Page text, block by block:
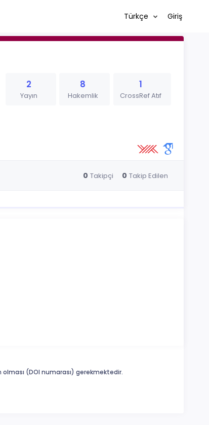
Türkçe Giriş
2
Yayın
8
Hakemlik
1
CrossRef Atıf
0 Takipçi 0 Takip Edilen
(DOI numarası) gerekmektedir.